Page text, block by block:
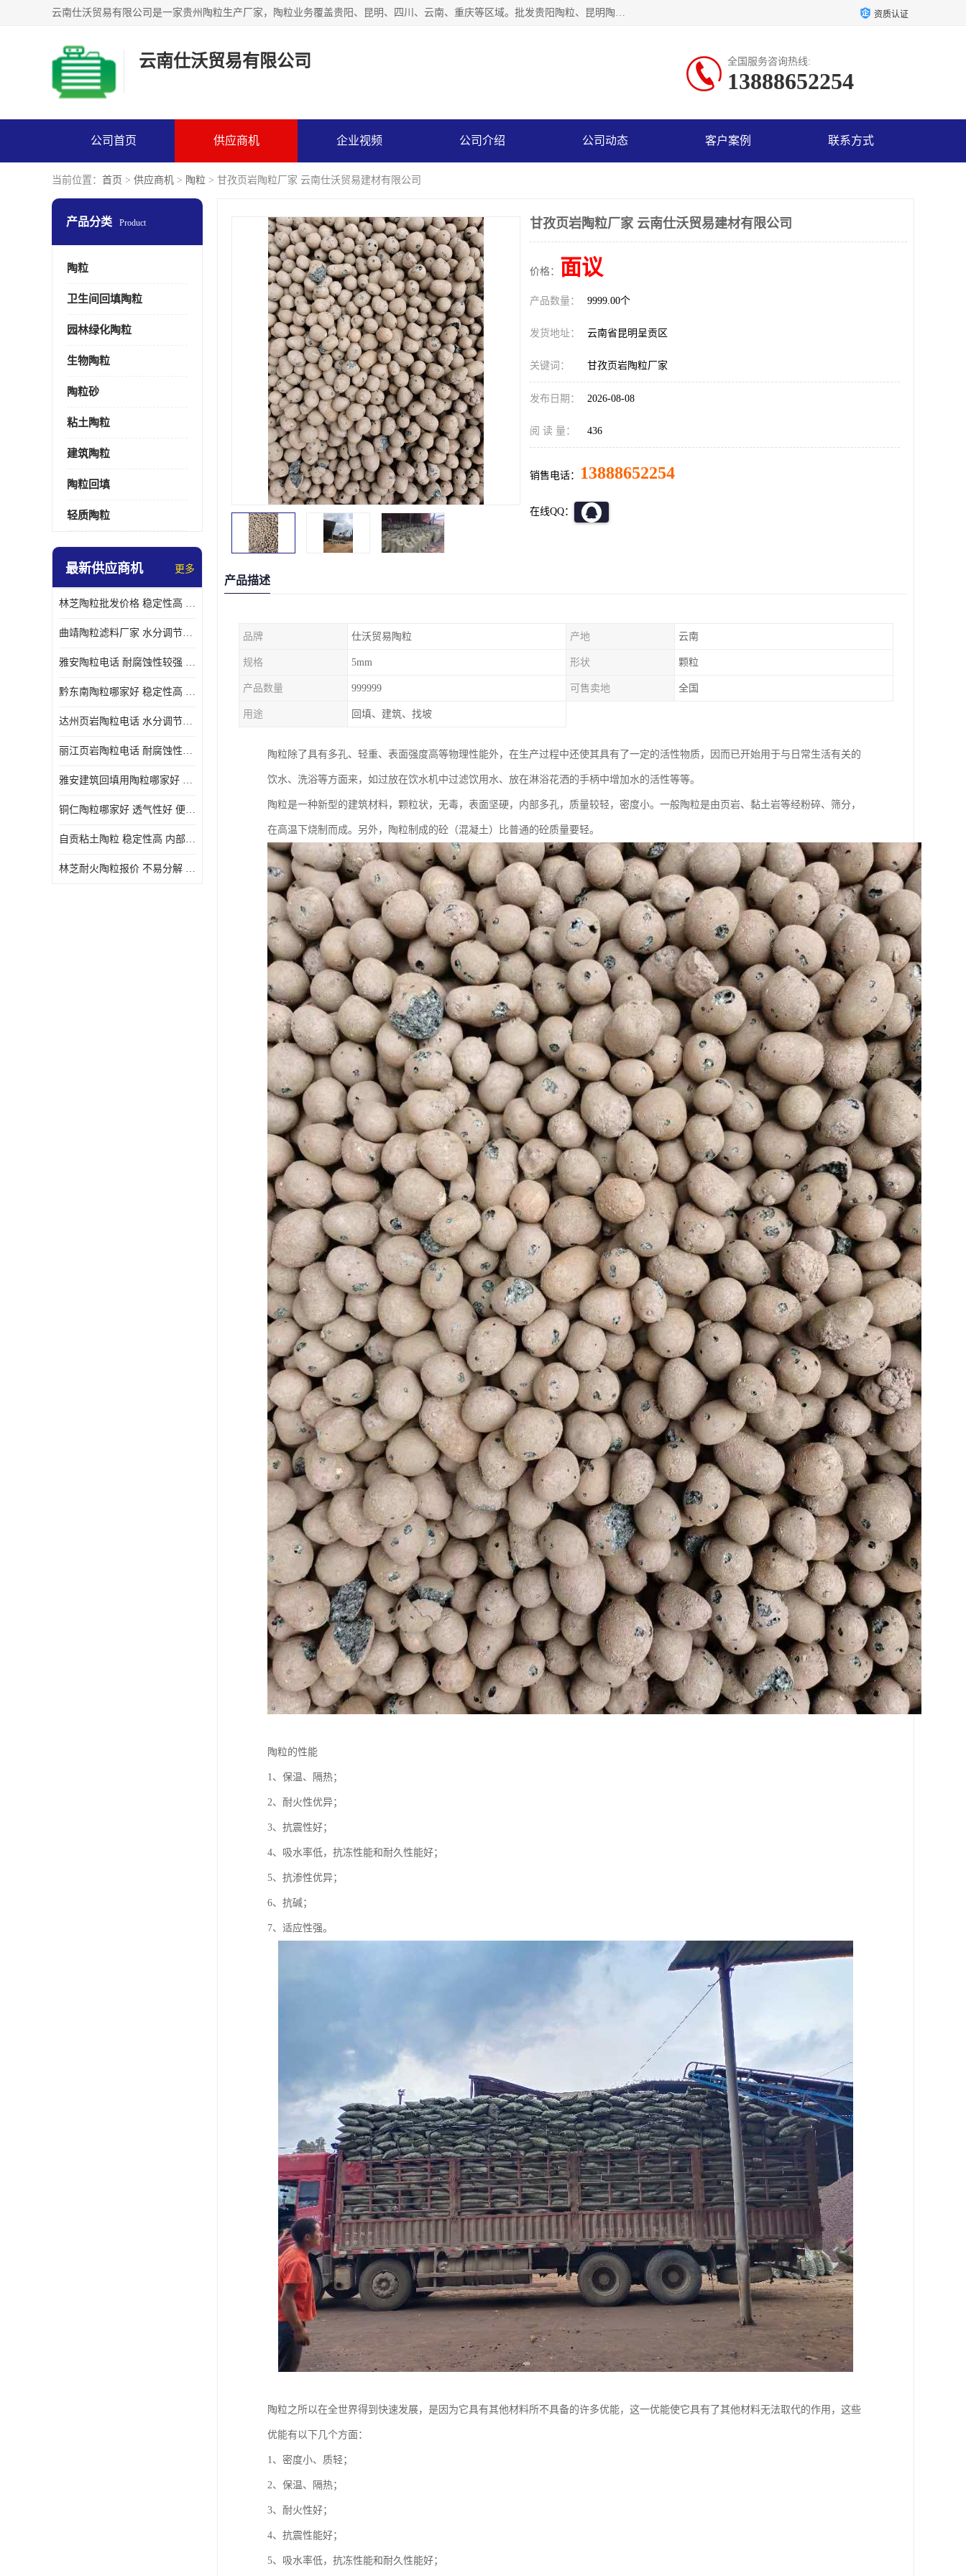
云南仕沃贸易有限公司是一家贵州陶粒生产厂家，陶粒业务覆盖贵阳、昆明、四川、云南、重庆等区域。批发贵阳陶粒、昆明陶粒、四川陶粒、云南陶粒、重庆陶粒，服务热线：*。仕沃贸易建材致力于建筑产业化、绿色建筑体系、产品和系统应用解决方案的企业。研发生产、销售和推广绿色建筑体系、建筑产业化体系的各种环保建筑产品。 资质认证
云南仕沃贸易有限公司 全国服务咨询热线:
13888652254
公司首页 供应商机 企业视频 公司介绍 公司动态 客户案例 联系方式
当前位置： 首页 > 供应商机 > 陶粒 > 甘孜页岩陶粒厂家 云南仕沃贸易建材有限公司
产品分类 Product
陶粒
卫生间回填陶粒
园林绿化陶粒
生物陶粒
陶粒砂
粘土陶粒
建筑陶粒
陶粒回填
轻质陶粒
最新供应商机 更多
林芝陶粒批发价格 稳定性高 便于搬运和使用
曲靖陶粒滤料厂家 水分调节性好 长期使用寿命较长
雅安陶粒电话 耐腐蚀性较强 长期使用寿命较长
黔东南陶粒哪家好 稳定性高 长期使用寿命较长
达州页岩陶粒电话 水分调节性好 密度低 重量轻
丽江页岩陶粒电话 耐腐蚀性较强 便于搬运和使用
雅安建筑回填用陶粒哪家好 孔隙率高 比重轻 密度较小
铜仁陶粒哪家好 透气性好 便于搬运和使用
自贡粘土陶粒 稳定性高 内部空隙较大
林芝耐火陶粒报价 不易分解 便于搬运和使用
甘孜页岩陶粒厂家 云南仕沃贸易建材有限公司
价格： 面议
产品数量： 9999.00个
发货地址： 云南省昆明呈贡区
关键词： 甘孜页岩陶粒厂家
发布日期： 2026-08-08
阅 读 量： 436
销售电话： 13888652254
在线QQ：
产品描述
品牌 仕沃贸易陶粒 产地 云南
规格 5mm 形状 颗粒
产品数量 999999 可售卖地 全国
用途 回填、建筑、找坡
陶粒除了具有多孔、轻重、表面强度高等物理性能外，在生产过程中还使其具有了一定的活性物质，因而已开始用于与日常生活有关的
饮水、洗浴等方面来，如过放在饮水机中过滤饮用水、放在淋浴花洒的手柄中增加水的活性等等。
陶粒是一种新型的建筑材料，颗粒状，无毒，表面坚硬，内部多孔，质量较轻，密度小。一般陶粒是由页岩、黏土岩等经粉碎、筛分，
在高温下烧制而成。另外，陶粒制成的砼（混凝土）比普通的砼质量要轻。
陶粒的性能
1、保温、隔热；
2、耐火性优异；
3、抗震性好；
4、吸水率低，抗冻性能和耐久性能好；
5、抗渗性优异；
6、抗碱；
7、适应性强。
陶粒之所以在全世界得到快速发展，是因为它具有其他材料所不具备的许多优能，这一优能使它具有了其他材料无法取代的作用，这些
优能有以下几个方面：
1、密度小、质轻；
2、保温、隔热；
3、耐火性好；
4、抗震性能好；
5、吸水率低，抗冻性能和耐久性能好；